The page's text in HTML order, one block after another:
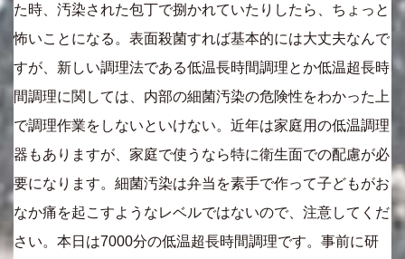
た時、汚染された包丁で捌かれていたりしたら、ちょっと
怖いことになる。表面殺菌すれば基本的には大丈夫なんで
すが、新しい調理法である低温長時間調理とか低温超長時
間調理に関しては、内部の細菌汚染の危険性をわかった上
で調理作業をしないといけない。近年は家庭用の低温調理
器もありますが、家庭で使うなら特に衛生面での配慮が必
要になります。細菌汚染は弁当を素手で作って子どもがお
なか痛を起こすようなレベルではないので、注意してくだ
さい。本日は7000分の低温超長時間調理です。事前に研